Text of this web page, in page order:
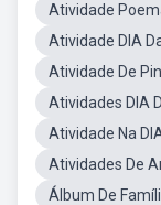
Atividade
Atividade DIA
Atividade De
Atividades DIA
Atividade Na
Atividades De
Álbum De